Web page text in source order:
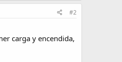
#2
carga y encendida,